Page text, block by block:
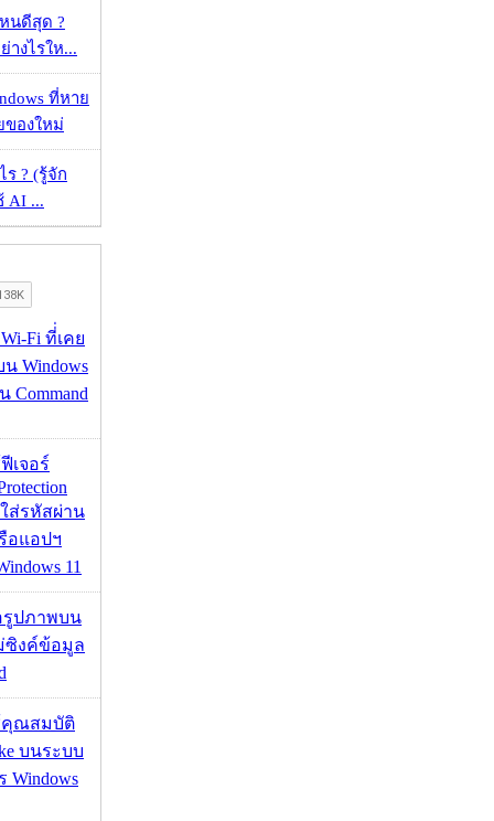
นดีสุด ?
างไรให...
ที่หาย
องใหม่
ร ? (รู้จัก
AI ...
Fi ที่่เคย
Windows
Command
เจอร์
ส่รหัสผ่าน
อแอปฯ
11
รูปภาพบน
ซิงค์ข้อมูล
คุณสมบัติ
บนระบบ
Windows